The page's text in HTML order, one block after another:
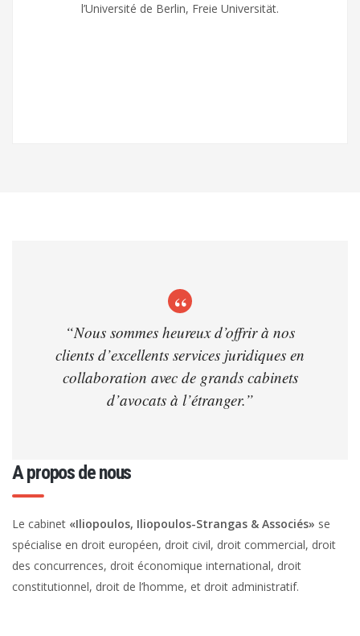
l’Université de Berlin, Freie Universität.
“Nous sommes heureux d’offrir à nos
clients d’excellents services juridiques en
collaboration avec de grands cabinets
d’avocats à l’étranger.”
A propos de nous
Le cabinet «Iliopoulos, Iliopoulos-Strangas & Associés» se
spécialise en droit européen, droit civil, droit commercial, droit
des concurrences, droit économique international, droit
constitutionnel, droit de l’homme, et droit administratif.